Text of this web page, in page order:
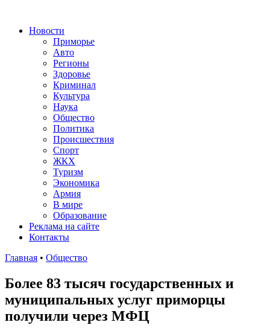
Новости
Приморье
Авто
Регионы
Здоровье
Криминал
Культура
Наука
Общество
Политика
Происшествия
Спорт
ЖКХ
Туризм
Экономика
Армия
В мире
Образование
Реклама на сайте
Контакты
Главная • Общество
Более 83 тысяч государственных и
муниципальных услуг приморцы
получили через МФЦ